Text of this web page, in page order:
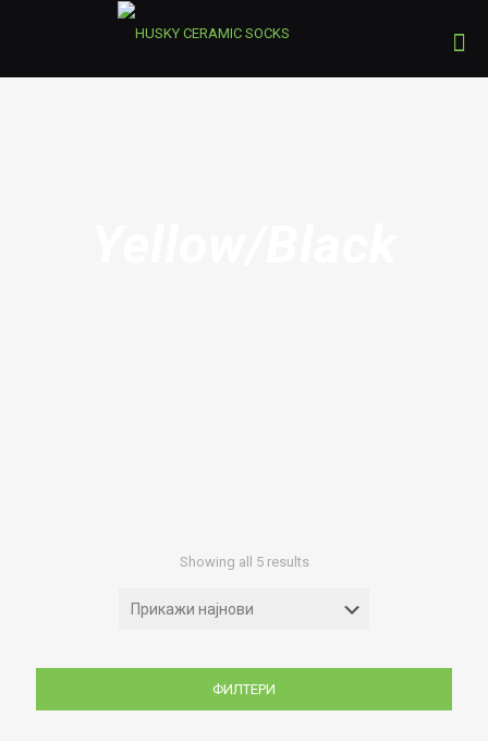
Showing all 5 resultsSorted
ФИЛТЕРИ